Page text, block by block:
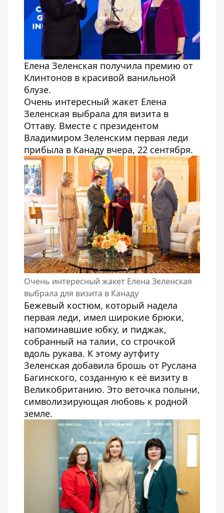
Елена Зеленская получила премию от
Клинтонов в красивой ванильной
блузе.
Очень интересный жакет Елена
Зеленская выбрала для визита в
Оттаву. Вместе с президентом
Владимиром Зеленским первая леди
прибыла в Канаду вчера, 22 сентября.
Очень интересный жакет Елена Зеленская
выбрала для визита в Канаду
Бежевый костюм, который надела
первая леди, имел широкие брюки,
напоминавшие юбку, и пиджак,
собранный на талии, со строчкой
вдоль рукава. К этому аутфиту
Зеленская добавила брошь от Руслана
Багинского, созданную к её визиту в
Великобританию. Это веточка полыни,
символизирующая любовь к родной
земле.